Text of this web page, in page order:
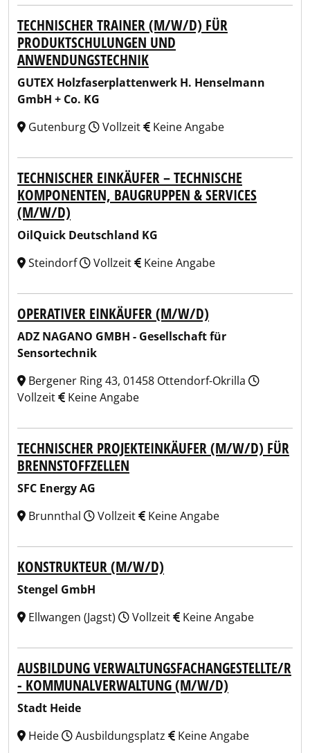
TECHNISCHER TRAINER (M/W/D) FÜR
PRODUKTSCHULUNGEN UND
ANWENDUNGSTECHNIK
GUTEX Holzfaserplattenwerk H. Henselmann
GmbH + Co. KG
Gutenburg
Vollzeit Keine Angabe
TECHNISCHER EINKÄUFER – TECHNISCHE
KOMPONENTEN, BAUGRUPPEN & SERVICES
(M/W/D)
OilQuick Deutschland KG
Steindorf
Vollzeit Keine Angabe
OPERATIVER EINKÄUFER (M/W/D)
ADZ NAGANO GMBH - Gesellschaft für
Sensortechnik
Bergener Ring 43, 01458 Ottendorf-Okrilla
Vollzeit
Keine Angabe
TECHNISCHER PROJEKTEINKÄUFER (M/W/D) FÜR
BRENNSTOFFZELLEN
SFC Energy AG
Brunnthal
Vollzeit Keine Angabe
KONSTRUKTEUR (M/W/D)
Stengel GmbH
Ellwangen (Jagst)
Vollzeit Keine Angabe
AUSBILDUNG VERWALTUNGSFACHANGESTELLTE/R
- KOMMUNALVERWALTUNG (M/W/D)
Stadt Heide
Heide
Ausbildungsplatz Keine Angabe